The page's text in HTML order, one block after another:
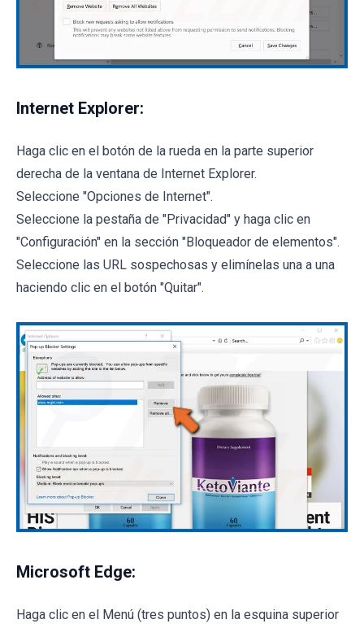
Internet Explorer:
Haga clic en el botón de la rueda en la parte superior
derecha de la ventana de Internet Explorer.
Seleccione "Opciones de Internet".
Seleccione la pestaña de "Privacidad" y haga clic en
"Configuración" en la sección "Bloqueador de elementos".
Seleccione las URL sospechosas y elimínelas una a una
haciendo clic en el botón "Quitar".
Microsoft Edge:
Haga clic en el Menú (tres puntos) en la esquina superior